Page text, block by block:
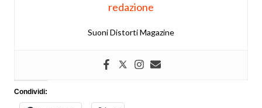
redazione
Suoni Distorti Magazine
Condividi: